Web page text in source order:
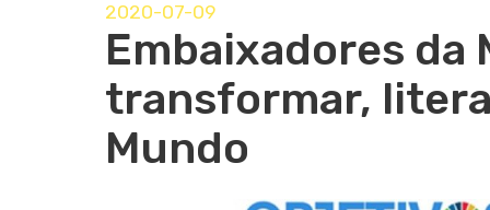
2020-07-09
Embaixadores da
transformar,
Mundo